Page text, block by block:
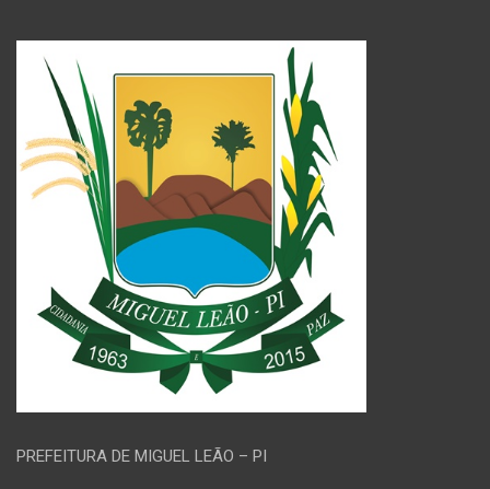
PREFEITURA DE MIGUEL LEÃO – PI